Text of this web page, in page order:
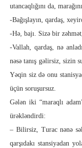
utancaqlığını da,
-Bağışlayın, qardaş,
-Hə, bajı. Sizə bir
-Vallah, qardaş, nə
nəsə tanış gəlirsiz, sizin
Yəqin siz də onu
üçün soruşursuz.
Gələn iki “maraqlı
ürəkləndirdi:
– Bilirsiz, Turac nənə
qarşıdakı stansiyadan